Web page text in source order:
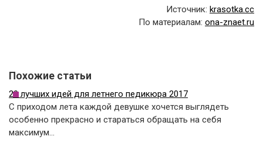
Источник: krasotka.cc
По материалам: ona-znaet.ru
Похожие статьи
20 лучших идей для летнего педикюра 2017
С приходом лета каждой девушке хочется выглядеть
особенно прекрасно и стараться обращать на себя
максимум…